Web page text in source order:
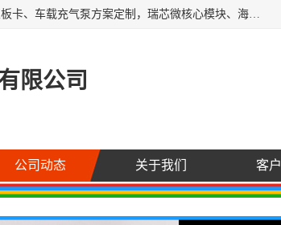
AI大算力SOC方案定制、标清高清摄像头模组、摄像头定制开发、车载充气泵板卡、车载充气泵方案定制，瑞芯微核心模块、海思核心模块、AI网关、边缘网关、边缘盒子、工控机、工业网关，Atmel触摸芯片、MCU、nor flash
限公司
公司动态 关于我们 客